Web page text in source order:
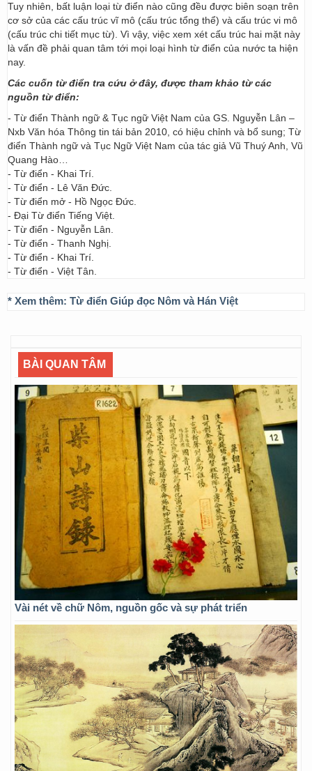
Tuy nhiên, bất luận loại từ điển nào cũng đều được biên soạn trên
cơ sở của các cấu trúc vĩ mô (cấu trúc tổng thể) và cấu trúc vi mô
(cấu trúc chi tiết mục từ). Vì vậy, việc xem xét cấu trúc hai mặt này
là vấn đề phải quan tâm tới mọi loại hình từ điển của nước ta hiện
nay.
Các cuốn từ điển tra cứu ở đây, được tham khảo từ các
nguồn từ điển:
- Từ điển Thành ngữ & Tục ngữ Việt Nam của GS. Nguyễn Lân –
Nxb Văn hóa Thông tin tái bản 2010, có hiệu chỉnh và bổ sung; Từ
điển Thành ngữ và Tục Ngữ Việt Nam của tác giả Vũ Thuý Anh, Vũ
Quang Hào…
- Từ điển - Khai Trí.
- Từ điển - Lê Văn Đức.
- Từ điển mở - Hồ Ngọc Đức.
- Đại Từ điển Tiếng Việt.
- Từ điển - Nguyễn Lân.
- Từ điển - Thanh Nghị.
- Từ điển - Khai Trí.
- Từ điển - Việt Tân.
* Xem thêm: Từ điển Giúp đọc Nôm và Hán Việt
BÀI QUAN TÂM
Vài nét về chữ Nôm, nguồn gốc và sự phát triển